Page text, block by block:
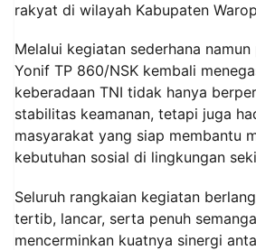
rakyat di wilayah Kabupaten
Melalui kegiatan sederhana namun
Yonif TP 860/NSK kembali
keberadaan TNI tidak hanya
stabilitas keamanan, tetapi juga
masyarakat yang siap membantu
kebutuhan sosial di lingkungan
Seluruh rangkaian kegiatan
tertib, lancar, serta penuh
mencerminkan kuatnya sinergi